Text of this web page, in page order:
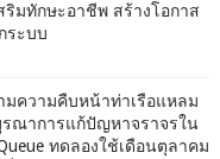
ริมทักษะอาชีพ สร้างโอกาส
ระบบ
มความคืบหน้าท่าเรือแหลม
ณาการแก้ปัญหาจราจรใน
ทดลองใช้เดือนตุลาคม